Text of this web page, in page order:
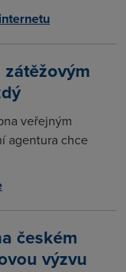
veřejným
agentura chce
českém
výzvu